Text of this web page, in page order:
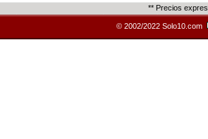
** Precios
© 2002/2022 Solo10.com